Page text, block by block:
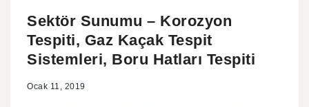
Sektör Sunumu – Korozyon
Tespiti, Gaz Kaçak Tespit
Sistemleri, Boru Hatları Tespiti
Ocak 11, 2019